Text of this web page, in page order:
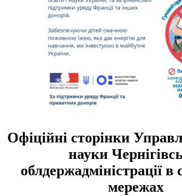
Офіційні сторінки
науки
облдержадміністрації в
мережах